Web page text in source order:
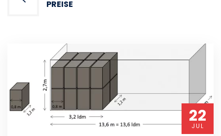
PREISE
22
JUL